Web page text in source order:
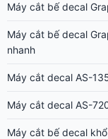
Máy cắt bế decal
Máy cắt bế decal
nhanh
Máy cắt decal AS-
Máy cắt decal AS-
Máy cắt bế decal